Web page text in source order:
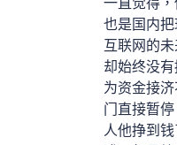
也是国内
互联网的
却始终没
为资金接
门直接暂
人他挣到